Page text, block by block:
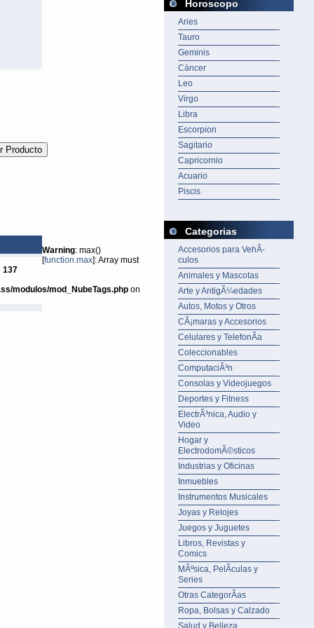
Warning: max()
[function.max]: Array must
137
modulos/mod_NubeTags.php on
Horoscopo
Aries
Tauro
Geminis
Cáncer
Leo
Virgo
Libra
Escorpion
Sagitario
Capricornio
Acuario
Piscis
Categorias
Accesorios para VehÃ­
culos
Animales y Mascotas
Arte y AntigÃ¼edades
Autos, Motos y Otros
CÃ¡maras y Accesorios
Celulares y TelefonÃ­a
Coleccionables
ComputaciÃ³n
Consolas y Videojuegos
Deportes y Fitness
ElectrÃ³nica, Audio y
Video
Hogar y
ElectrodomÃ©sticos
Industrias y Oficinas
Inmuebles
Instrumentos Musicales
Joyas y Relojes
Juegos y Juguetes
Libros, Revistas y
Comics
MÃºsica, PelÃ­culas y
Series
Otras CategorÃ­as
Ropa, Bolsas y Calzado
Salud y Belleza